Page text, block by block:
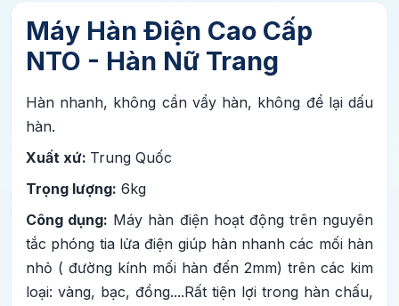
Máy Hàn Điện Cao Cấp
NTO - Hàn Nữ Trang
Hàn nhanh, không cần vẩy hàn, không để lại dấu
hàn.
Xuất xứ: Trung Quốc
Trọng lượng : 6kg
Công dụng: Máy hàn điện hoạt động trên nguyên
tắc phóng tia lửa điện giúp hàn nhanh các mối hàn
nhỏ ( đường kính mối hàn đến 2mm) trên các kim
loại: vàng, bạc, đồng....Rất tiện lợi trong hàn chấu,